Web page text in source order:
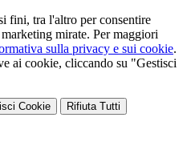
fini, tra l'altro per consentire
mirate. Per maggiori
sulla privacy e sui cookie.
ai cookie, cliccando su "Gestisci
Cookie Rifiuta Tutti